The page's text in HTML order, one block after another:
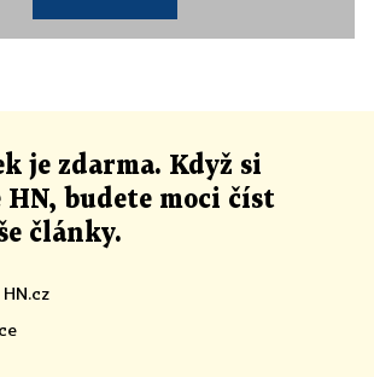
je zdarma. Když si
budete moci číst
články.